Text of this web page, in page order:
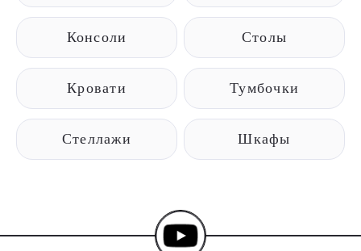
Консоли Столы
Кровати Тумбочки
Стеллажи Шкафы